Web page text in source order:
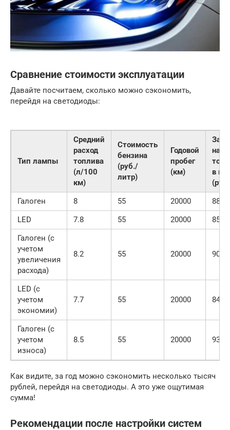
Сравнение стоимости эксплуатации
Давайте посчитаем, сколько можно сэкономить,
перейдя на светодиоды:
Тип лампы
Средний
расход
топлива
(л/100
км)
Стоимость
бензина
(руб./
литр)
Годовой
пробег
(км)
на
в год
Галоген
8 55 20000
LED
7.8 55 20000
Галоген (с
учетом
увеличения
расхода)
8.2 55 20000
LED (с
учетом
экономии)
7.7 55 20000
Галоген (с
учетом
износа)
8.5 55 20000
Как видите, за год можно сэкономить несколько тысяч
рублей, перейдя на светодиоды. А это уже ощутимая
сумма!
Рекомендации после настройки систем